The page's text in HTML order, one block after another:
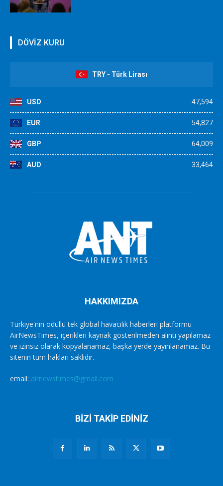
DÖVİZ KURU
TRY - Türk Lirası
USD 47,594
EUR 54,827
GBP 64,009
AUD 33,464
HAKKIMIZDA
Türkiye'nin ödüllü tek global havacılık haberleri platformu
AirNewsTimes, içerikleri kaynak gösterilmeden alıntı yapılamaz
ve izinsiz olarak kopyalanamaz, başka yerde yayınlanamaz. Bu
sitenin tüm hakları saklıdır.
email: airnewstimes@gmail.com
BİZİ TAKİP EDİNİZ